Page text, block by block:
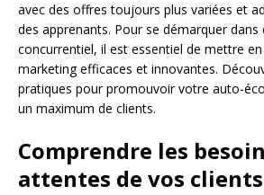
avec des offres toujours plus variées et
des apprenants. Pour se démarquer dans
concurrentiel, il est essentiel de mettre
marketing efficaces et innovantes.
pratiques pour promouvoir votre auto-
un maximum de clients.
Comprendre les
attentes de vos clients